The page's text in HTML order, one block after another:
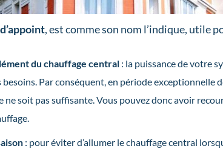
, est comme son nom l’indique, utile
du chauffage central : la puissance de votre
besoins. Par conséquent, en période exceptionnelle
ne soit pas suffisante. Vous pouvez donc avoir
: pour éviter d’allumer le chauffage central